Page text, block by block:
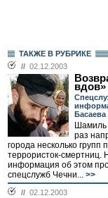
ТАКЖЕ В РУБРИКЕ
// 02.12.2003
вдов»
Басаева
Шамиль
раз
города несколько групп
террористок-смертниц.
информация об этом
спецслужб Чечни... >>
// 02.12.2003